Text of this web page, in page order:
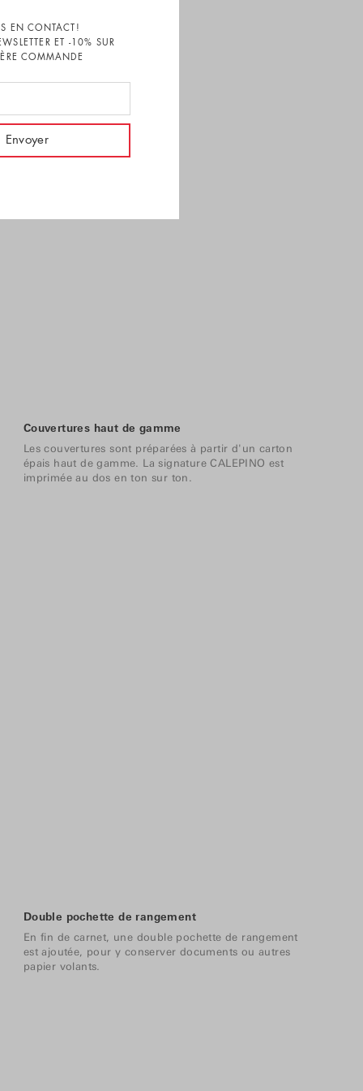
EN CONTACT!
ET -10% SUR
COMMANDE
Couvertures haut de gamme
Les couvertures sont préparées à partir d'un carton
épais haut de gamme. La signature CALEPINO est
imprimée au dos en ton sur ton.
Double pochette de rangement
En fin de carnet, une double pochette de rangement
est ajoutée, pour y conserver documents ou autres
papier volants.